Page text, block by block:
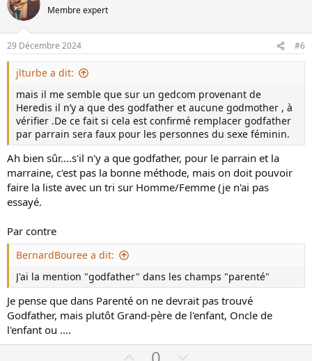
t
Membre expert
29 Décembre 2024 #6
jlturbe a dit:
mais il me semble que sur un gedcom provenant de
Heredis il n’y a que des godfather et aucune godmother , à
vérifier .De ce fait si cela est confirmé remplacer godfather
par parrain sera faux pour les personnes du sexe féminin.
Ah bien sûr....s'il n'y a que godfather, pour le parrain et la
marraine, c'est pas la bonne méthode, mais on doit pouvoir
faire la liste avec un tri sur Homme/Femme (je n'ai pas
essayé.
Par contre
BernardBouree a dit:
J'ai la mention "godfather" dans les champs "parenté"
Je pense que dans Parenté on ne devrait pas trouvé
Godfather, mais plutôt Grand-père de l'enfant, Oncle de
l'enfant ou ....
U